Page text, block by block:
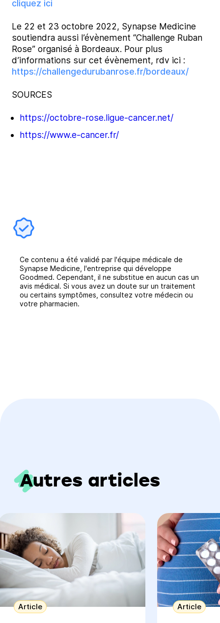
cliquez ici
Le 22 et 23 octobre 2022, Synapse Medicine
soutiendra aussi l’évènement “Challenge Ruban
Rose” organisé à Bordeaux. Pour plus
d’informations sur cet évènement, rdv ici :
https://challengedurubanrose.fr/bordeaux/
SOURCES
https://octobre-rose.ligue-cancer.net/
https://www.e-cancer.fr/
Ce contenu a été validé par l'équipe médicale de
Synapse Medicine, l'entreprise qui développe
Goodmed. Cependant, il ne substitue en aucun cas un
avis médical. Si vous avez un doute sur un traitement
ou certains symptômes, consultez votre médecin ou
votre pharmacien.
Autres articles
Article Article